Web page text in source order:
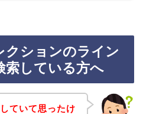
クションのライン
索している方へ
ていて思ったけ